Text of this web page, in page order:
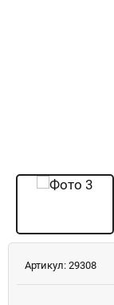
Артикул: 29308